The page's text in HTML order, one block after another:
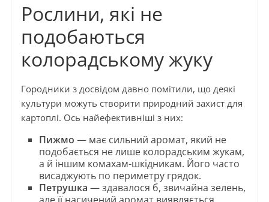
Рослини, які не
подобаються
колорадському жуку
Городники з досвідом давно помітили, що деякі
культури можуть створити природний захист для
картоплі. Ось найефективніші з них:
Пижмо — має сильний аромат, який не
подобається не лише колорадським жукам,
а й іншим комахам-шкідникам. Його часто
висаджують по периметру грядок.
Петрушка — здавалося б, звичайна зелень,